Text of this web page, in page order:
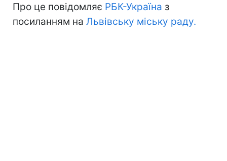
Про це повідомляє РБК-Україна з
посиланням на Львівську міську раду.